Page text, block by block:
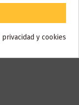
nosotros.
y cookies